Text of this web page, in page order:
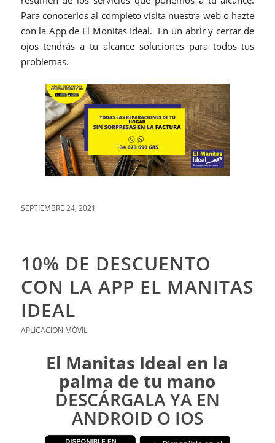
Para conocerlos al completo visita nuestra web o hazte
con la App de El Monitas Ideal. En un abrir y cerrar de
ojos tendrás a tu alcance soluciones para todos tus
problemas.
SEPTIEMBRE 24, 2021
10% DE DESCUENTO
CON LA APP EL MANITAS
IDEAL
APLICACIÓN MÓVIL
El Manitas Ideal en la
palma de tu mano
DESCÁRGALA YA EN
ANDROID O IOS